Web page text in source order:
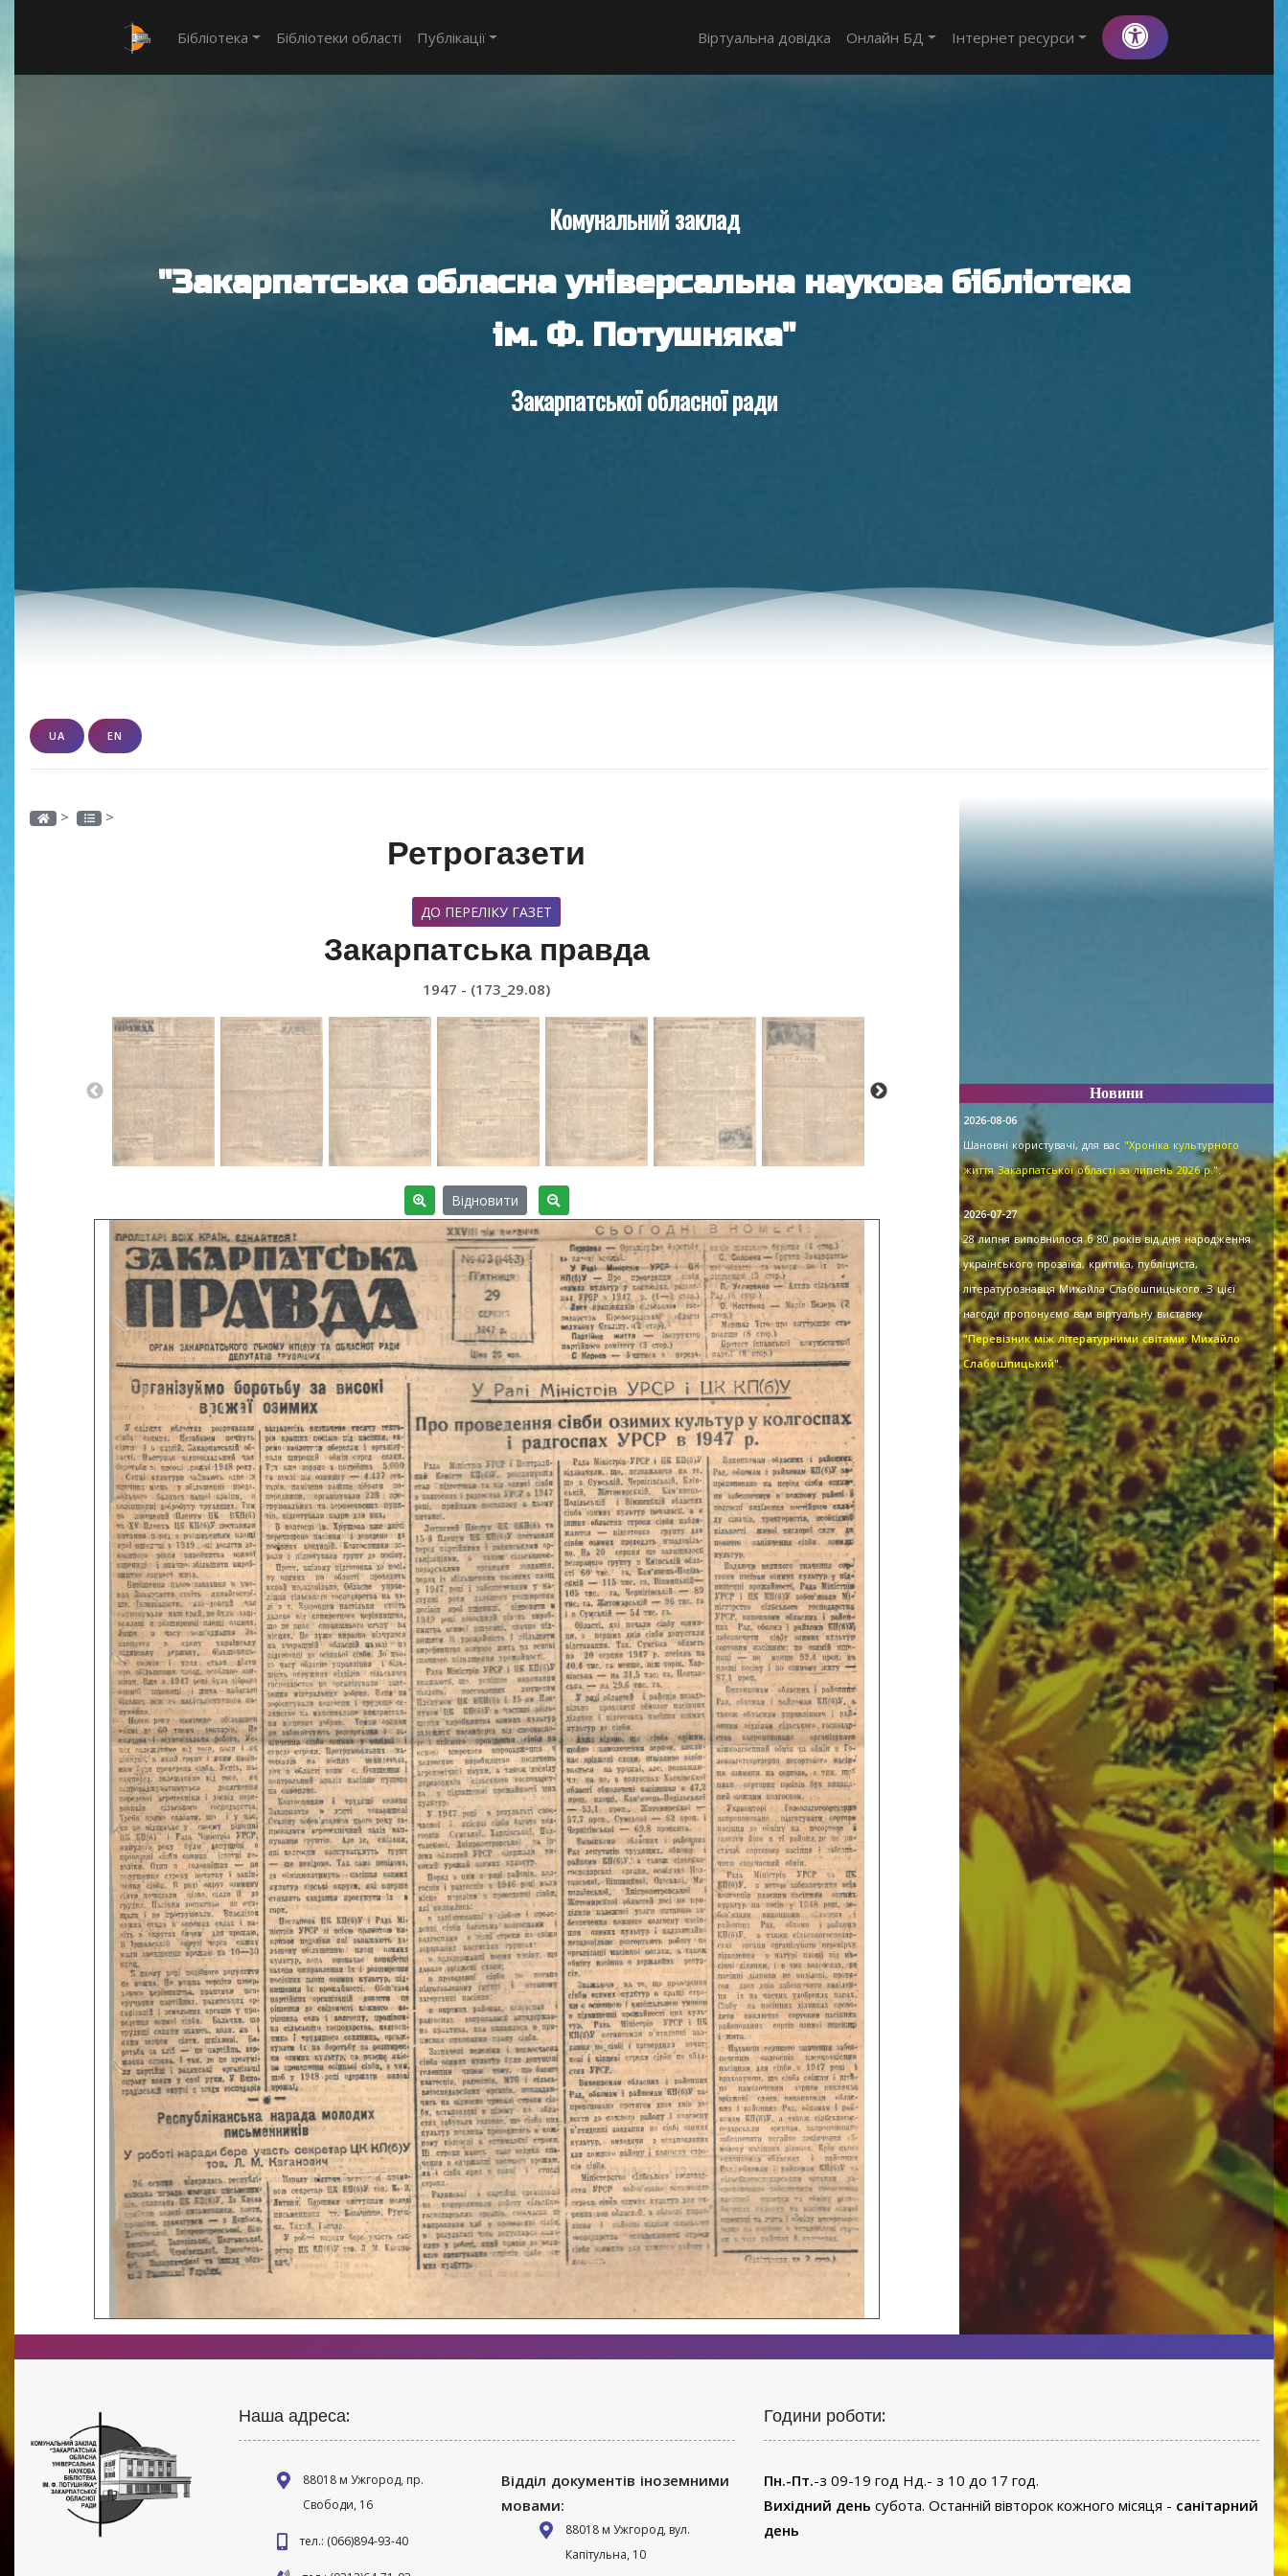
Бібліотека Бібліотеки області Публікації Віртуальна довідка Онлайн БД Інтернет ресурси
Комунальний заклад
"Закарпатська обласна універсальна наукова бібліотека
ім. Ф. Потушняка"
Закарпатської обласної ради
UA EN
> >
Ретрогазети
ДО ПЕРЕЛІКУ ГАЗЕТ
Закарпатська правда
1947 - (173_29.08)
Відновити
Новини
2026-08-06
Шановні користувачі, для вас "Хроніка культурного
життя Закарпатської області за липень 2026 р.".
2026-07-27
28 липня виповнилося б 80 років від дня народження
українського прозаїка, критика, публіциста,
літературознавця Михайла Слабошпицького. З цієї
нагоди пропонуємо вам віртуальну виставку
"Перевізник між літературними світами: Михайло
Слабошпицький".
Наша адреса:
88018 м Ужгород, пр.
Свободи, 16
тел.: (066)894-93-40
Відділ документів іноземними
мовами:
88018 м Ужгород, вул.
Капітульна, 10
Години роботи:
Пн.-Пт.-з 09-19 год Нд.- з 10 до 17 год.
Вихідний день субота. Останній вівторок кожного місяця - санітарний
день